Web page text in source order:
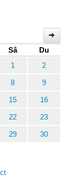
Sâ
Du
1
2
8 9
15 16
22 23
29 30